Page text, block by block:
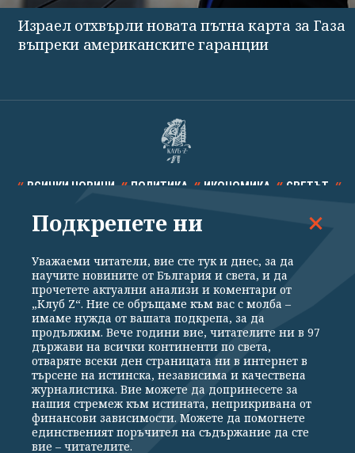
Израел отхвърли новата пътна карта за Газа
въпреки американските гаранции
ВСИЧКИ НОВИНИ ПОЛИТИКА ИКОНОМИКА СВЕТЪТ
СПОРТ КУЛТУРА ТЕХНОЛОГИИ КАЛЕЙДОСКОП
Общи условия
Политика за поверителност
Реклама
Партньори Контакти
За Клуб Z
Екип
Подкрепете ни
Издател на www.clubz.bg е „Клуб Зебра Медия“ ЕООД, София, ул. "Алеко
Константинов" 3. Всички права запазени 2026 „Клуб Зебра Медия“
Подкрепете ни
Уважаеми читатели, вие сте тук и днес, за да
научите новините от България и света, и да
прочетете актуални анализи и коментари от
„Клуб Z“. Ние се обръщаме към вас с молба –
имаме нужда от вашата подкрепа, за да
продължим. Вече години вие, читателите ни в 97
държави на всички континенти по света,
отваряте всеки ден страницата ни в интернет в
търсене на истинска, независима и качествена
журналистика. Вие можете да допринесете за
нашия стремеж към истината, неприкривана от
финансови зависимости. Можете да помогнете
единственият поръчител на съдържание да сте
вие – читателите.